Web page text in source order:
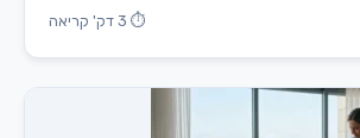
⏱ 3 דק' קריאה